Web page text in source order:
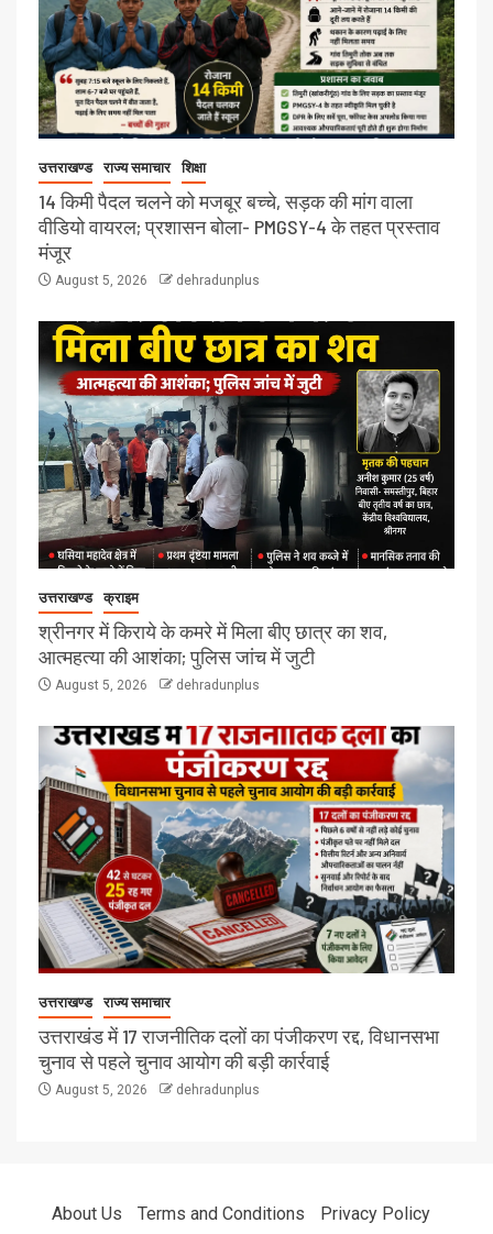
उत्तराखण्ड राज्य समाचार शिक्षा
14 किमी पैदल चलने को मजबूर बच्चे, सड़क की मांग वाला
वीडियो वायरल; प्रशासन बोला- PMGSY-4 के तहत प्रस्ताव
मंजूर
August 5, 2026 dehradunplus
उत्तराखण्ड क्राइम
श्रीनगर में किराये के कमरे में मिला बीए छात्र का शव,
आत्महत्या की आशंका; पुलिस जांच में जुटी
August 5, 2026 dehradunplus
उत्तराखण्ड राज्य समाचार
उत्तराखंड में 17 राजनीतिक दलों का पंजीकरण रद्द, विधानसभा
चुनाव से पहले चुनाव आयोग की बड़ी कार्रवाई
August 5, 2026 dehradunplus
About Us Terms and Conditions
Privacy Policy